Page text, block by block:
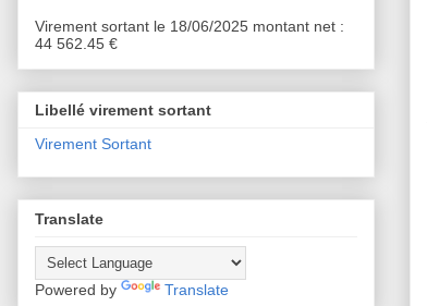
Virement sortant le 18/06/2025 montant net :
44 562.45 €
Libellé virement sortant
Virement Sortant
Translate
Powered by Translate